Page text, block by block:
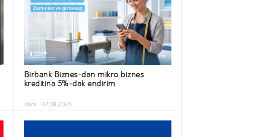
Birbank Biznes-dən mikro biznes
kreditinə 5%-dək endirim
Bank 07.08.2026